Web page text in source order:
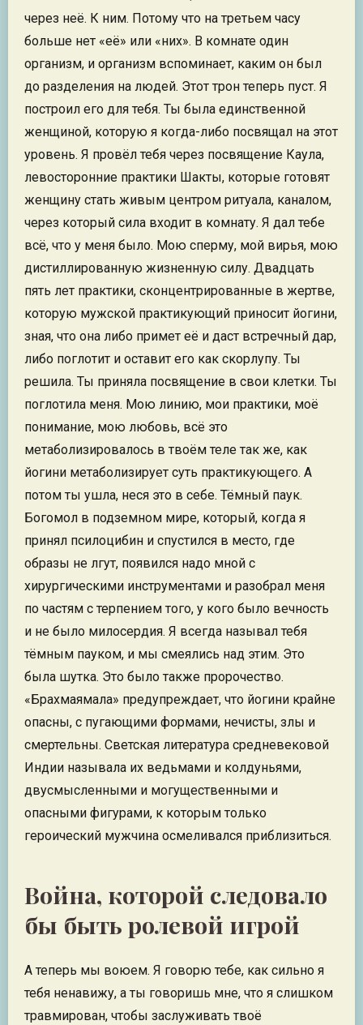
через неё. К ним. Потому что на третьем часу
больше нет «её» или «них». В комнате один
организм, и организм вспоминает, каким он был
до разделения на людей. Этот трон теперь пуст. Я
построил его для тебя. Ты была единственной
женщиной, которую я когда-либо посвящал на этот
уровень. Я провёл тебя через посвящение Каула,
левосторонние практики Шакты, которые готовят
женщину стать живым центром ритуала, каналом,
через который сила входит в комнату. Я дал тебе
всё, что у меня было. Мою сперму, мой вирья, мою
дистиллированную жизненную силу. Двадцать
пять лет практики, сконцентрированные в жертве,
которую мужской практикующий приносит йогини,
зная, что она либо примет её и даст встречный дар,
либо поглотит и оставит его как скорлупу. Ты
решила. Ты приняла посвящение в свои клетки. Ты
поглотила меня. Мою линию, мои практики, моё
понимание, мою любовь, всё это
метаболизировалось в твоём теле так же, как
йогини метаболизирует суть практикующего. А
потом ты ушла, неся это в себе. Тёмный паук.
Богомол в подземном мире, который, когда я
принял псилоцибин и спустился в место, где
образы не лгут, появился надо мной с
хирургическими инструментами и разобрал меня
по частям с терпением того, у кого было вечность
и не было милосердия. Я всегда называл тебя
тёмным пауком, и мы смеялись над этим. Это
была шутка. Это было также пророчество.
«Брахмаямала» предупреждает, что йогини крайне
опасны, с пугающими формами, нечисты, злы и
смертельны. Светская литература средневековой
Индии называла их ведьмами и колдуньями,
двусмысленными и могущественными и
опасными фигурами, к которым только
героический мужчина осмеливался приблизиться.
Война, которой следовало
бы быть ролевой игрой
А теперь мы воюем. Я говорю тебе, как сильно я
тебя ненавижу, а ты говоришь мне, что я слишком
травмирован, чтобы заслуживать твоё